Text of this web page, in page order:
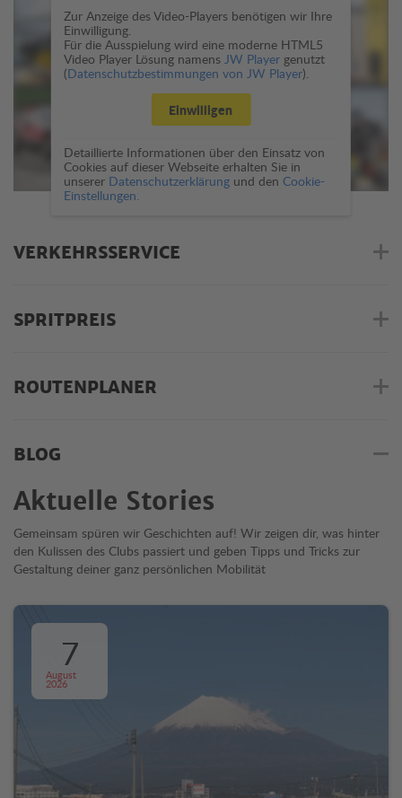
Zur Anzeige des Video-Players benötigen wir Ihre
Einwilligung.
Für die Ausspielung wird eine moderne HTML5
Video Player Lösung namens JW Playergenutzt
(Datenschutzbestimmungen von JW Player).
Einwilligen
Detaillierte Informationen über den Einsatz von
Cookies auf dieser Webseite erhalten Sie in
unserer Datenschutzerklärungund den Cookie-
Einstellungen.
VERKEHRSSERVICE
SPRITPREIS
ROUTENPLANER
BLOG
Aktuelle Stories
Gemeinsam spüren wir Geschichten auf! Wir zeigen dir, was hinter
den Kulissen des Clubs passiert und geben Tipps und Tricks zur
Gestaltung deiner ganz persönlichen Mobilität
7
August
2026